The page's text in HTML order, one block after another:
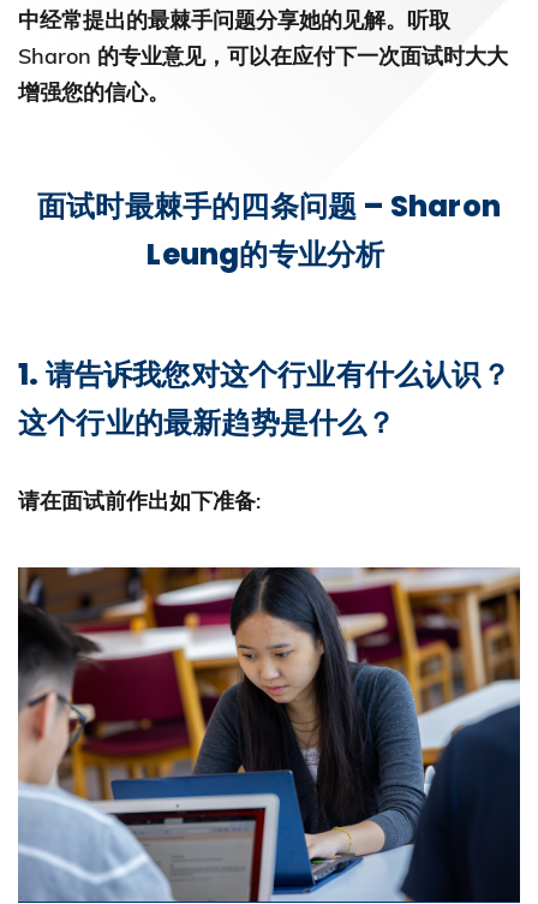
中经常提出的最棘手问题分享她的见解。听取
Sharon 的专业意见，可以在应付下一次面试时大大
增强您的信心。
面试时最棘手的四条问题 – Sharon
Leung的专业分析
1. 请告诉我您对这个行业有什么认识？
这个行业的最新趋势是什么？
请在面试前作出如下准备: